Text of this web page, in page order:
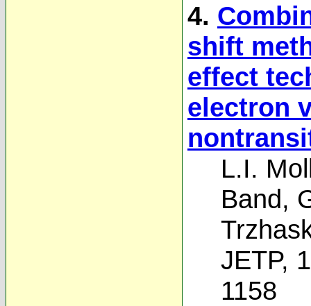
4.
shift
effect
electron
L.I.
Band,
JETP,
1158